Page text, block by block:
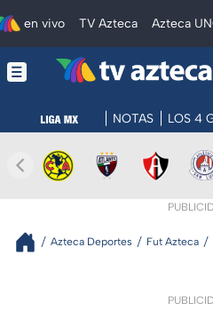
en vivo TV Azteca Azteca
NOTAS LOS 4
Azteca Deportes Fut Azteca